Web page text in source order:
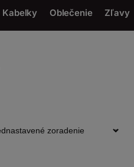
Kabelky Oblečenie Zľavy